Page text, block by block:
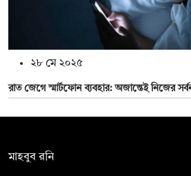
২৮ মে ২০২৫
রাত জেগে স্মার্টফোন ব্যবহার: অজান্তেই নিজের
মাহবুব রনি